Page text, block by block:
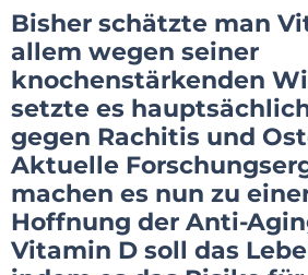
Bisher schätzte man
allem wegen seiner
knochenstärkenden
setzte es
gegen Rachitis und
Aktuelle
machen es nun zu
Hoffnung der Anti-
Vitamin D soll das